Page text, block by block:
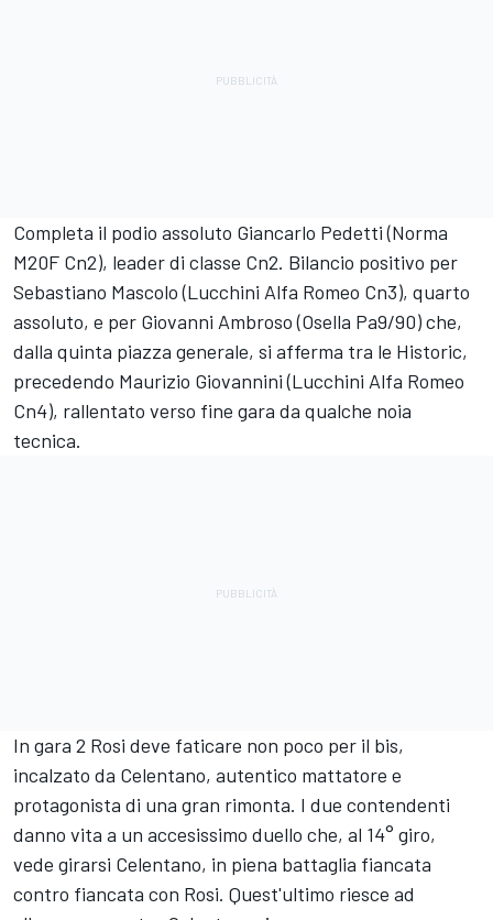
Completa il podio assoluto Giancarlo Pedetti (Norma
M20F Cn2), leader di classe Cn2. Bilancio positivo per
Sebastiano Mascolo (Lucchini Alfa Romeo Cn3), quarto
assoluto, e per Giovanni Ambroso (Osella Pa9/90) che,
dalla quinta piazza generale, si afferma tra le Historic,
precedendo Maurizio Giovannini (Lucchini Alfa Romeo
Cn4), rallentato verso fine gara da qualche noia
tecnica.
In gara 2 Rosi deve faticare non poco per il bis,
incalzato da Celentano, autentico mattatore e
protagonista di una gran rimonta. I due contendenti
danno vita a un accesissimo duello che, al 14° giro,
vede girarsi Celentano, in piena battaglia fiancata
contro fiancata con Rosi. Quest'ultimo riesce ad